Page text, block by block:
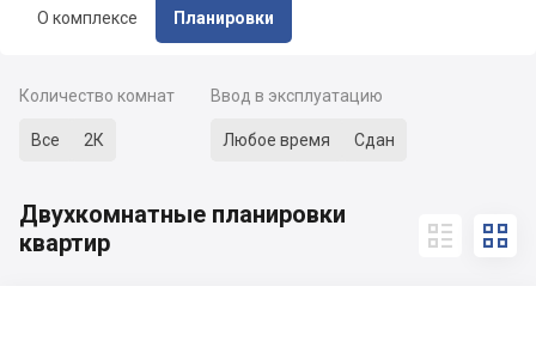
О комплексе Планировки
Количество комнат
Все 2К
Ввод в эксплуатацию
Любое время Сдан
Двухкомнатные планировки
квартир
 